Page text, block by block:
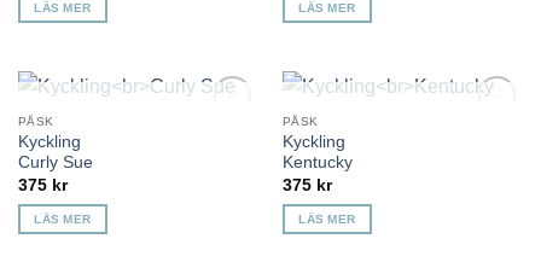
LÄS MER LÄS MER
PÅSK
Kyckling
Curly Sue
375 kr
LÄS MER
PÅSK
Kyckling
Kentucky
375 kr
LÄS MER